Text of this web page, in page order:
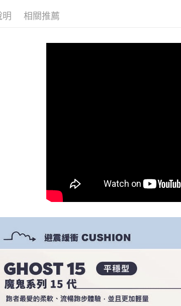
明 相關推薦